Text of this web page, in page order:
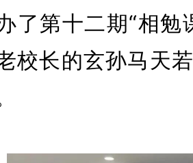
了第十二期“相勉
校长的玄孙马天